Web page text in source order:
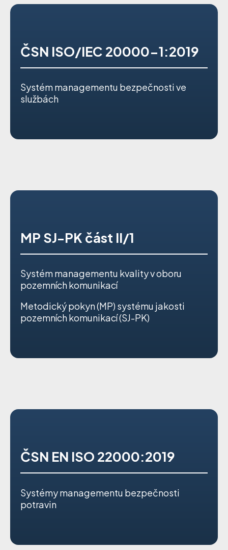
ČSN ISO/IEC 20000-1:2019
Systém managementu bezpečnosti ve
službách
MP SJ-PK část II/1
Systém managementu kvality v oboru
pozemních komunikací
Metodický pokyn (MP) systému jakosti
pozemních komunikací (SJ-PK)
ČSN EN ISO 22000:2019
Systémy managementu bezpečnosti
potravin